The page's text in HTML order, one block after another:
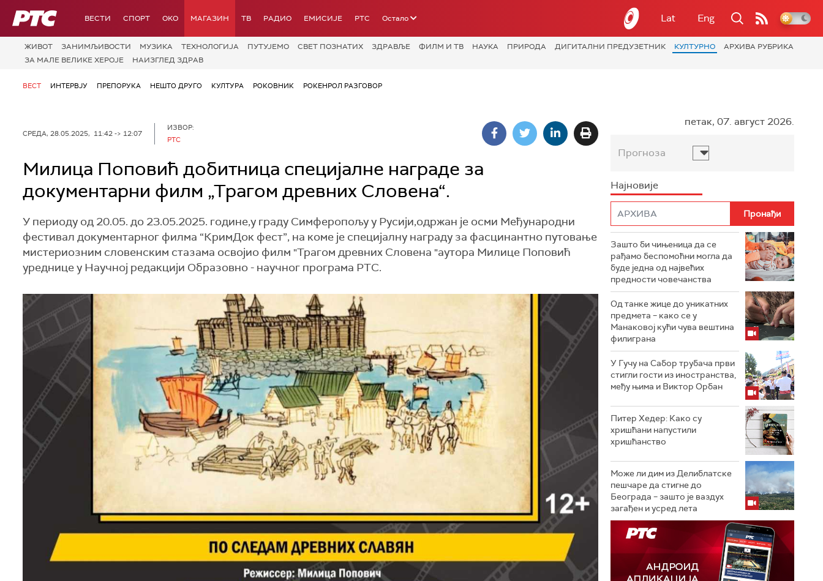
РТС ВЕСТИ СПОРТ OKO МАГАЗИН ТВ РАДИО ЕМИСИЈЕ РТС Остало Lat Eng
ЖИВОТ ЗАНИМЉИВОСТИ МУЗИКА ТЕХНОЛОГИЈA ПУТУЈЕМО СВЕТ ПОЗНАТИХ ЗДРАВЉЕ ФИЛМ И ТВ НАУКА ПРИРОДА ДИГИТАЛНИ ПРЕДУЗЕТНИК КУЛТУРНО
АРХИВА РУБРИКА
ЗА МАЛЕ ВЕЛИКЕ ХЕРОЈЕ
НАИЗГЛЕД ЗДРАВ
ВЕСТ ИНТЕРВЈУ ПРЕПОРУКА НЕШТО ДРУГО КУЛТУРА РОКОВНИК РОКЕНРОЛ РАЗГОВОР
СРЕДА, 28.05.2025, 11:42 -> 12:07
ИЗВОР:
РТС
Милица Поповић добитница специјалне награде за
документарни филм „Трагом древних Словена“.
У периоду од 20.05. до 23.05.2025. године,у граду Симферопољу у Русији,одржан је осми Међународни
фестивал документарног филма “КримДок фест”, на коме је специјалну награду за фасцинантно путовање
мистериозним словенским стазама освојио филм "Трагом древних Словена "аутора Милице Поповић
уреднице у Научној редакцији Образовно - научног програма РТС.
петак, 07. август 2026.
Прогноза
Најновије
Зашто би чињеница да се
рађамо беспомоћни могла да
буде једна од највећих
предности човечанства
Од танке жице до уникатних
предмета – како се у
Манаковој кући чува вештина
филиграна
У Гучу на Сабор трубача први
стигли гости из иностранства,
међу њима и Виктор Орбан
Питер Хедер: Како су
хришћани напустили
хришћанство
Може ли дим из Делиблатске
пешчаре да стигне до
Београда – зашто је ваздух
загађен и усред лета